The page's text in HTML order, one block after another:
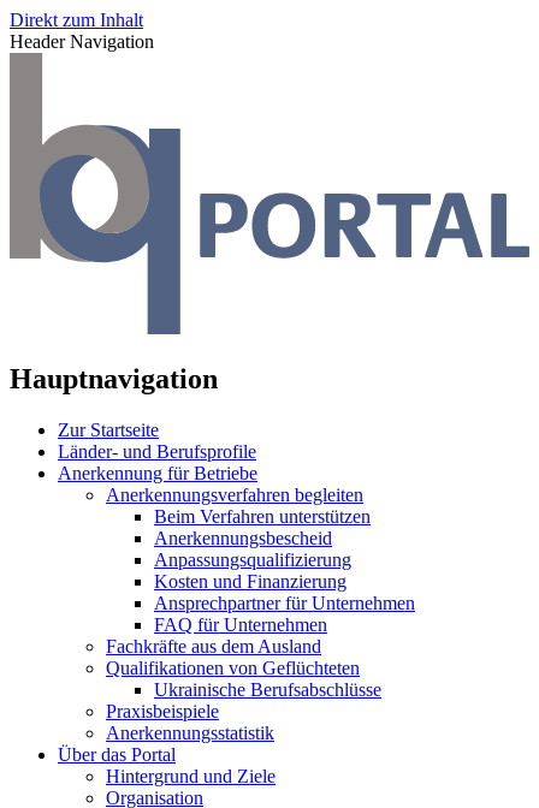
Direkt zum Inhalt
Header Navigation
Hauptnavigation
Zur Startseite
Länder- und Berufsprofile
Anerkennung für Betriebe
Anerkennungsverfahren begleiten
Beim Verfahren unterstützen
Anerkennungsbescheid
Anpassungsqualifizierung
Kosten und Finanzierung
Ansprechpartner für Unternehmen
FAQ für Unternehmen
Fachkräfte aus dem Ausland
Qualifikationen von Geflüchteten
Ukrainische Berufsabschlüsse
Praxisbeispiele
Anerkennungsstatistik
Über das Portal
Hintergrund und Ziele
Organisation